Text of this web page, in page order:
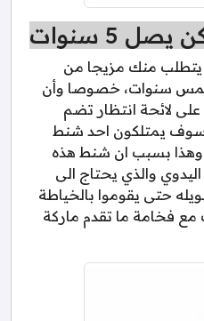
5 سنوات
منك مزيجا من
سنوات، خصوصا وأن
على لائحة انتظار تضم
يمتلكون احد شنط
وهذا بسبب ان شنط هذه
والذي يحتاج الى
حتى يقوموا بالخياطة
مع فخامة ما تقدم ماركة